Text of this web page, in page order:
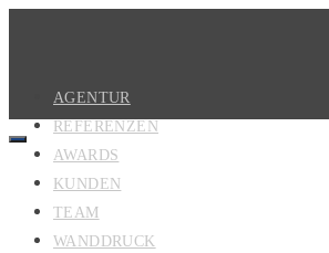
AGENTUR
REFERENZEN
AWARDS
KUNDEN
TEAM
WANDDRUCK